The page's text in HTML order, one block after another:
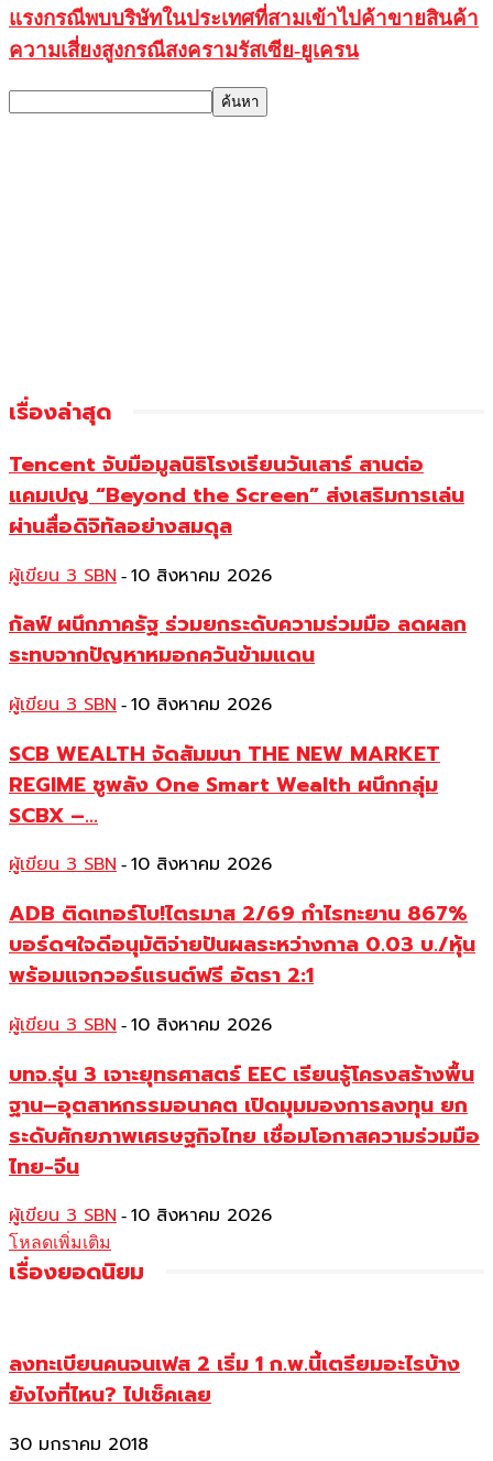
แรงกรณีพบบริษัทในประเทศที่สามเข้าไปค้าขายสินค้า
ความเสี่ยงสูงกรณีสงครามรัสเซีย-ยูเครน
เรื่องล่าสุด
Tencent จับมือมูลนิธิโรงเรียนวันเสาร์ สานต่อ
แคมเปญ “Beyond the Screen” ส่งเสริมการเล่น
ผ่านสื่อดิจิทัลอย่างสมดุล
ผู้เขียน 3 SBN - 10 สิงหาคม 2026
กัลฟ์ ผนึกภาครัฐ ร่วมยกระดับความร่วมมือ ลดผลก
ระทบจากปัญหาหมอกควันข้ามแดน
ผู้เขียน 3 SBN - 10 สิงหาคม 2026
SCB WEALTH จัดสัมมนา THE NEW MARKET
REGIME ชูพลัง One Smart Wealth ผนึกกลุ่ม
SCBX –...
ผู้เขียน 3 SBN - 10 สิงหาคม 2026
ADB ติดเทอร์โบ!ไตรมาส 2/69 กำไรทะยาน 867%
บอร์ดฯใจดีอนุมัติจ่ายปันผลระหว่างกาล 0.03 บ./หุ้น
พร้อมแจกวอร์แรนต์ฟรี อัตรา 2:1
ผู้เขียน 3 SBN - 10 สิงหาคม 2026
บทจ.รุ่น 3 เจาะยุทธศาสตร์ EEC เรียนรู้โครงสร้างพื้น
ฐาน–อุตสาหกรรมอนาคต เปิดมุมมองการลงทุน ยก
ระดับศักยภาพเศรษฐกิจไทย เชื่อมโอกาสความร่วมมือ
ไทย-จีน
ผู้เขียน 3 SBN - 10 สิงหาคม 2026
โหลดเพิ่มเติม
เรื่องยอดนิยม
ลงทะเบียนคนจนเฟส 2 เริ่ม 1 ก.พ.นี้เตรียมอะไรบ้าง
ยังไงที่ไหน? ไปเช็คเลย
30 มกราคม 2018